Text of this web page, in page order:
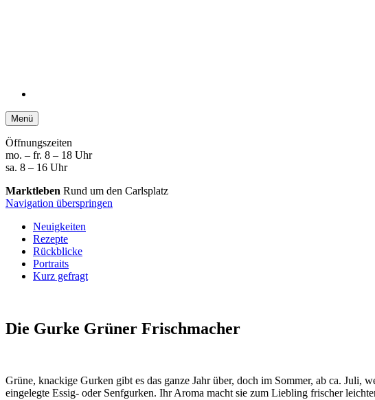
Menü
Öffnungszeiten
mo. – fr. 8 – 18 Uhr
sa. 8 – 16 Uhr
Marktleben Rund um den Carlsplatz
Navigation überspringen
Neuigkeiten
Rezepte
Rückblicke
Portraits
Kurz gefragt
Die Gurke Grüner Frischmacher
Grüne, knackige Gurken gibt es das ganze Jahr über, doch im Sommer, ab ca. Juli,
ein­gelegte Essig- oder Senf­gurken. Ihr Aroma macht sie zum Liebling frischer